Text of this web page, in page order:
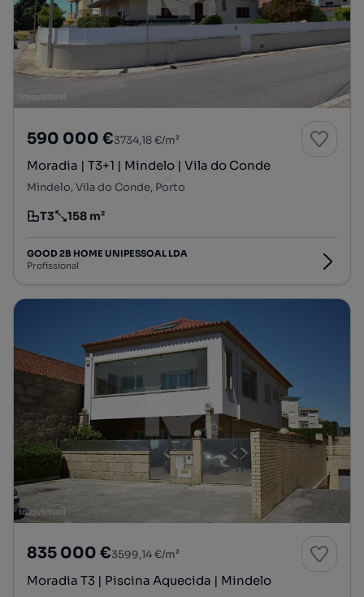
590 000 €3734,18 €/m²
Moradia | T3+1 | Mindelo | Vila do Conde
Mindelo, Vila do Conde, Porto
Tipologia
T3
Preço por metro quadrado
158 m²
GOOD 2B HOME UNIPESSOAL LDA
Profissional
835 000 €3599,14 €/m²
Moradia T3 | Piscina Aquecida | Mindelo